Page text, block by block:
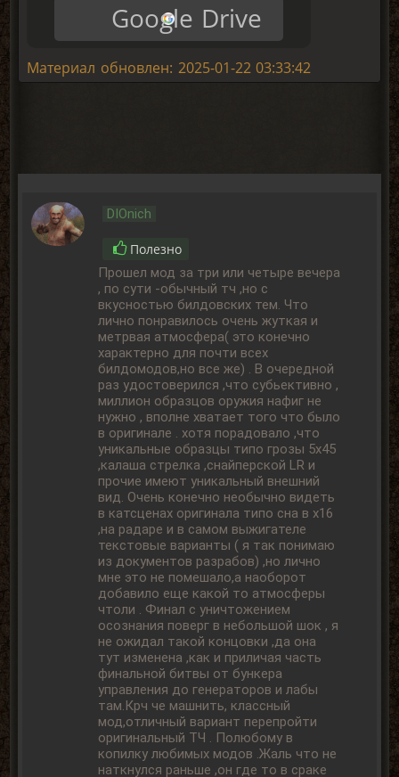
Google Drive
Материал обновлен: 2025-01-22 03:33:42
DIOnich
Полезно
Прошел мод за три или четыре вечера
, по сути -обычный тч ,но с
вкусностью билдовских тем. Что
лично понравилось очень жуткая и
метрвая атмосфера( это конечно
характерно для почти всех
билдомодов,но все же) . В очередной
раз удостоверился ,что субьективно ,
миллион образцов оружия нафиг не
нужно , вполне хватает того что было
в оригинале . хотя порадовало ,что
уникальные образцы типо грозы 5х45
,калаша стрелка ,снайперской LR и
прочие имеют уникальный внешний
вид. Очень конечно необычно видеть
в катсценах оригинала типо сна в х16
,на радаре и в самом выжигателе
текстовые варианты ( я так понимаю
из документов разрабов) ,но лично
мне это не помешало,а наоборот
добавило еще какой то атмосферы
чтоли . Финал с уничтожением
осознания поверг в небольшой шок , я
не ожидал такой концовки ,да она
тут изменена ,как и приличая часть
финальной битвы от бункера
управления до генераторов и лабы
там.Крч че машнить, классный
мод,отличный вариант перепройти
оригинальный ТЧ . Полюбому в
копилку любимых модов .Жаль что не
наткнулся раньше ,он где то в сраке